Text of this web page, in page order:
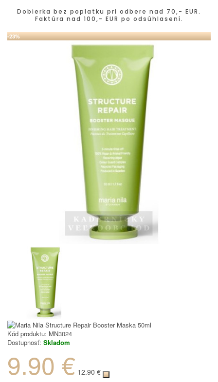
Dobierka bez poplatku pri odbere nad 70,- EUR.
Faktúra nad 100,- EUR po odsúhlasení.
-23%
Kód produktu: MN3024
Dostupnosť: Skladom
9.90 € 12.90 €